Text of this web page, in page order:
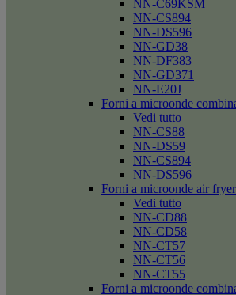
NN-C69KSM
NN-CS894
NN-DS596
NN-GD38
NN-DF383
NN-GD371
NN-E20J
Forni a microonde
Vedi tutto
NN-CS88
NN-DS59
NN-CS894
NN-DS596
Forni a microonde air fryer
Vedi tutto
NN-CD88
NN-CD58
NN-CT57
NN-CT56
NN-CT55
Forni a microonde